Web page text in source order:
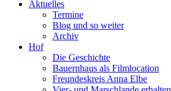
Aktuelles
Termine
Blog und so weiter
Archiv
Hof
Die Geschichte
Bauernhaus als Filmlocation
Freundeskreis Anna Elbe